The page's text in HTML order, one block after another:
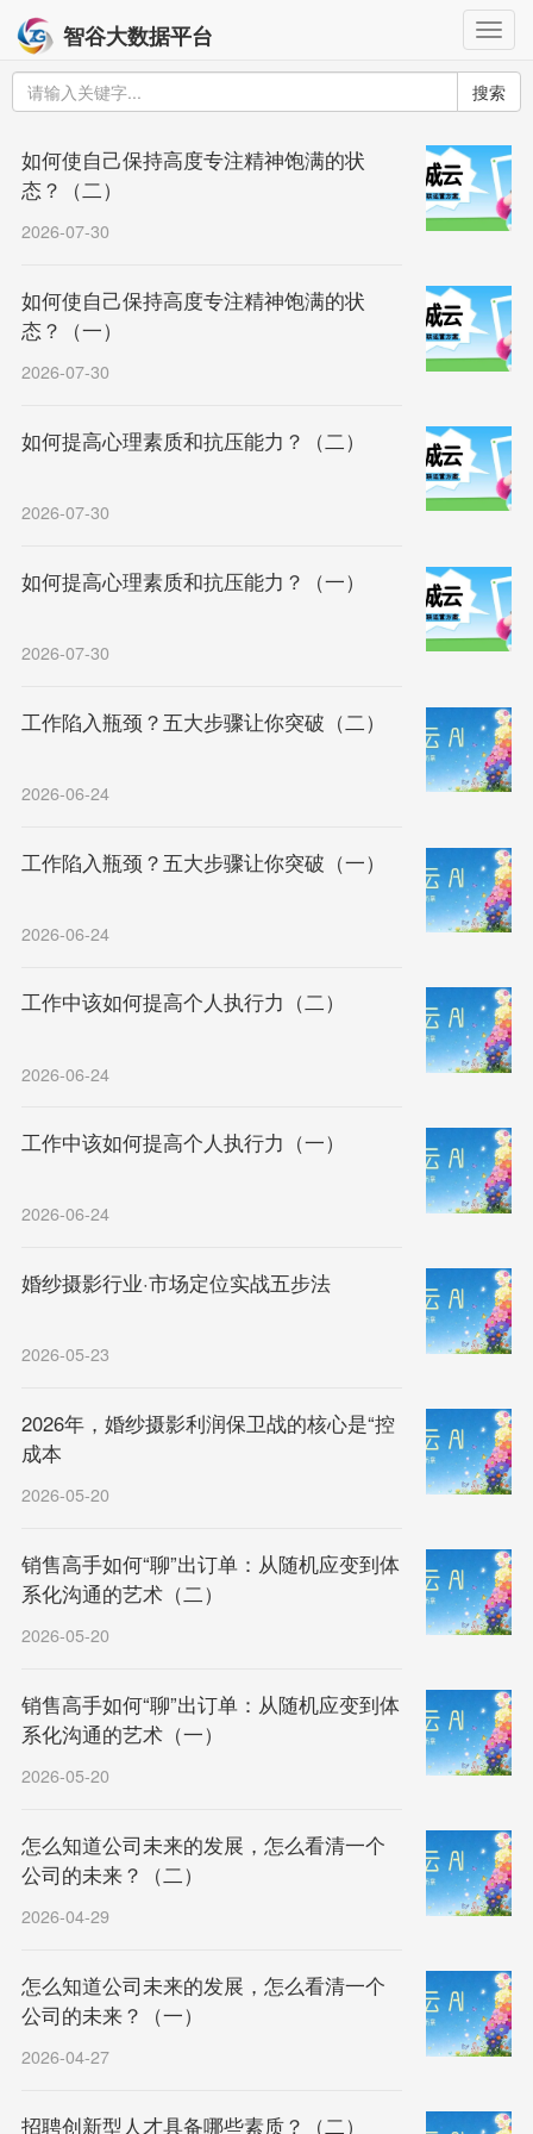
智谷大数据平台
搜索
如何使自己保持高度专注精神饱满的状
态？（二）
2026-07-30
如何使自己保持高度专注精神饱满的状
态？（一）
2026-07-30
如何提高心理素质和抗压能力？（二）
2026-07-30
如何提高心理素质和抗压能力？（一）
2026-07-30
工作陷入瓶颈？五大步骤让你突破（二）
2026-06-24
工作陷入瓶颈？五大步骤让你突破（一）
2026-06-24
工作中该如何提高个人执行力（二）
2026-06-24
工作中该如何提高个人执行力（一）
2026-06-24
婚纱摄影行业·市场定位实战五步法
2026-05-23
2026年，婚纱摄影利润保卫战的核心是“控
成本
2026-05-20
销售高手如何“聊”出订单：从随机应变到体
系化沟通的艺术（二）
2026-05-20
销售高手如何“聊”出订单：从随机应变到体
系化沟通的艺术（一）
2026-05-20
怎么知道公司未来的发展，怎么看清一个
公司的未来？（二）
2026-04-29
怎么知道公司未来的发展，怎么看清一个
公司的未来？（一）
2026-04-27
招聘创新型人才具备哪些素质？（二）